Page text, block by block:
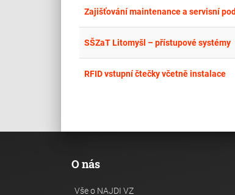
Zajišťování maintenance a servisní
SŠZaT Litomyšl – přístupové systémy
RFID vstupní čtečky včetně instalace
O nás
Vše o NAJDI VZ